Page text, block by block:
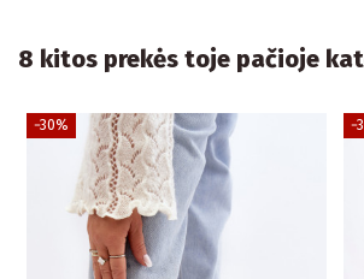
8 kitos prekės toje pačioje
−30%